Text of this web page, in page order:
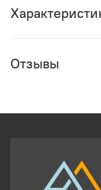
Отзывы